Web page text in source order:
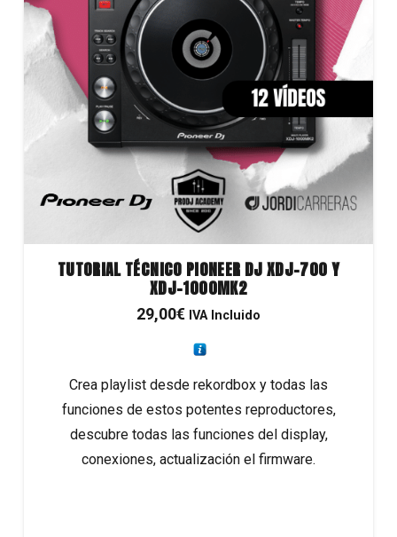
TUTORIAL TÉCNICO PIONEER DJ XDJ-700 Y
XDJ-1000MK2
29,00€ IVA Incluido
Crea playlist desde rekordbox y todas las
funciones de estos potentes reproductores,
descubre todas las funciones del display,
conexiones, actualización el firmware.